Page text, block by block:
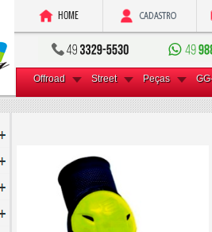
Offroad Street Peças